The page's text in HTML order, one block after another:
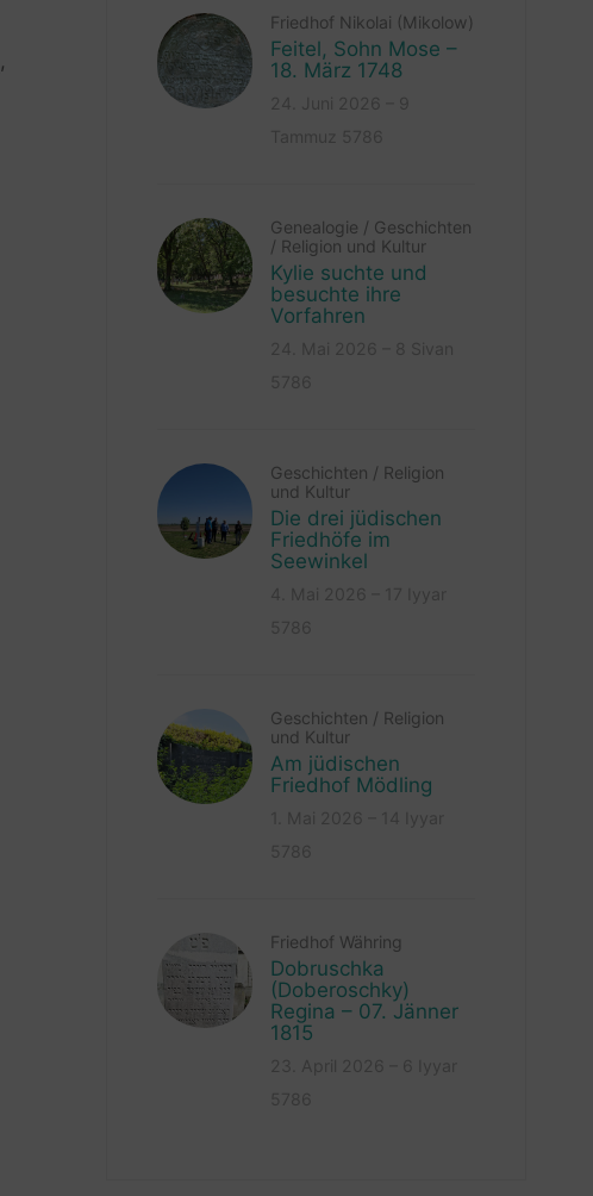
,
Friedhof Nikolai (Mikolow)
Feitel, Sohn Mose –
18. März 1748
Genealogie / Geschichten
/ Religion und Kultur
Kylie suchte und
besuchte ihre
Vorfahren
Geschichten / Religion
und Kultur
Die drei jüdischen
Friedhöfe im
Seewinkel
Geschichten / Religion
und Kultur
Am jüdischen
Friedhof Mödling
Friedhof Währing
Dobruschka
(Doberoschky)
Regina – 07. Jänner
1815